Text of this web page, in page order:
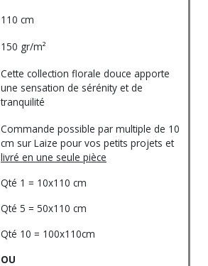
110 cm
150 gr/m²
Cette collection florale douce apporte
une sensation de sérénity et de
tranquilité
Commande possible par multiple de 10
cm sur Laize pour vos petits projets et
livré en une seule pièce
Qté 1 = 10x110 cm
Qté 5 = 50x110 cm
Qté 10 = 100x110cm
OU